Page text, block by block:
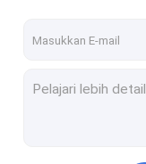
Tentang kami